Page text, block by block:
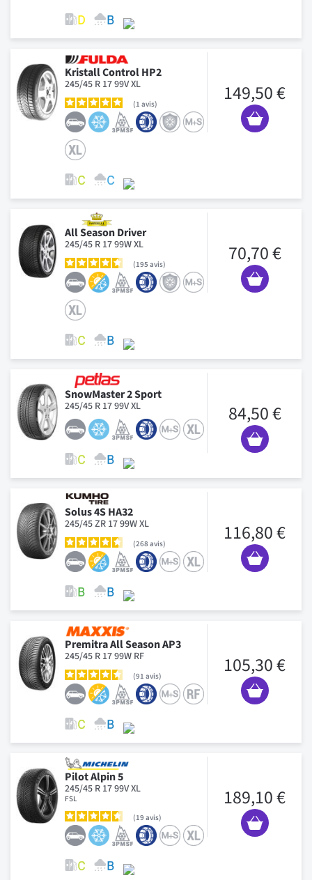
Kristall Control HP2
245/45 R 17 99V XL
1 avis 149,50 €
All Season Driver
245/45 R 17 99W XL
195 avis 70,70 €
SnowMaster 2 Sport
245/45 R 17 99V XL 84,50 €
Solus 4S HA32
245/45 ZR 17 99W XL
268 avis 116,80 €
Premitra All Season AP3
245/45 R 17 99W RF
91 avis 105,30 €
Pilot Alpin 5
245/45 R 17 99V XL
FSL
19 avis
189,10 €